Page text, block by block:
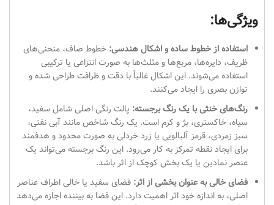
ویژگی‌ها:
استفاده از خطوط ساده و اشکال هندسی: خطوط صاف، منحنی‌های
ظریف، دایره‌ها، مربع‌ها و مثلث‌ها به صورت انتزاعی یا ترکیبی
استفاده می‌شوند. این اشکال غالباً با دقت و ظرافت طراحی شده و
توازن بصری را ایجاد می‌کنند.
رنگ‌های خنثی با یک رنگ برجسته: پالت رنگی اصلی شامل سفید،
سیاه، خاکستری، بژ و کرم است. یک رنگ شاخص مانند آبی نفتی،
سبز زمردی، قرمز آلبالویی یا زرد خردلی به صورت محدود و هدفمند
برای ایجاد نقطه تمرکز به کار می‌رود. این رنگ برجسته می‌تواند یک
عنصر نمادین یا یک بخش کوچک از اثر باشد.
فضای خالی به عنوان بخشی از اثر: فضای سفید یا خالی اطراف عناصر
اصلی، به اندازه خود اثر اهمیت دارد. این فضا به بیننده اجازه می‌دهد